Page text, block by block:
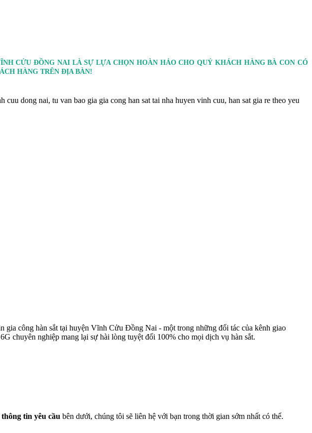
CỬU ĐỒNG NAI LÀ SỰ LỰA CHỌN HOÀN HẢO CHO QUÝ KHÁCH HÀNG BÀ CON CÓ
HÀNG TRÊN ĐỊA BÀN!
dong nai, tu van bao gia gia cong han sat tai nha huyen vinh cuu, han sat gia re theo yeu
gia công hàn sắt tại huyện Vĩnh Cửu Đồng Nai - một trong những đối tác của kênh giao
chuyên nghiệp mang lại sự hài lòng tuyệt đối 100% cho mọi dịch vụ hàn sắt.
thông tin yêu cầu bên dưới, chúng tôi sẽ liên hệ với bạn trong thời gian sớm nhất có thể.